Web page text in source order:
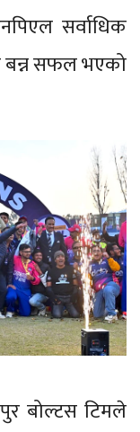
सर्वाधिक
बन्न सफल भएको
बोल्टस टिमले